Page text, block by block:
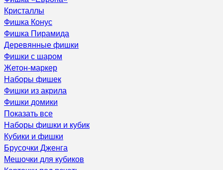
Кристаллы
Фишка Конус
Фишка Пирамида
Деревянные фишки
Фишки с шаром
Жетон-маркер
Наборы фишек
Фишки из акрила
Фишки домики
Показать все
Наборы фишки и кубик
Кубики и фишки
Брусочки Дженга
Мешочки для кубиков